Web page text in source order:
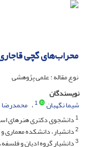
محراب‌های گچی قاجاری
نوع مقاله : علمی پژوهشی
نویسندگان
شیما نگهبان
1 محمدرضا
1دانشجوی دکتری هنرهای
2دانشیار، دانشکده معماری
3دانشیار گروه ادیان و